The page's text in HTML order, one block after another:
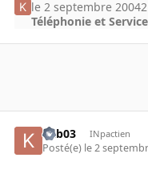
le 2 septembre 2004
Téléphonie et
kab03 INpactien
Posté(e) le 2